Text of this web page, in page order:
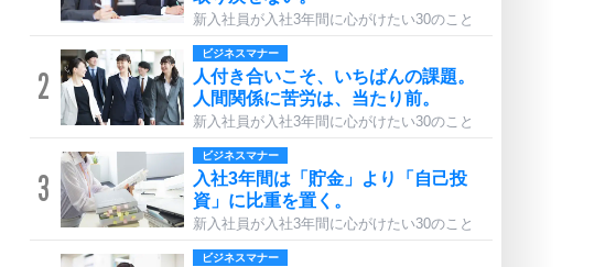
新入社員が入社3年間に心がけたい30のこと
2
ビジネスマナー
人付き合いこそ、いちばんの課題。
人間関係に苦労は、当たり前。
新入社員が入社3年間に心がけたい30のこと
3
ビジネスマナー
入社3年間は「貯金」より「自己投
資」に比重を置く。
新入社員が入社3年間に心がけたい30のこと
ビジネスマナー